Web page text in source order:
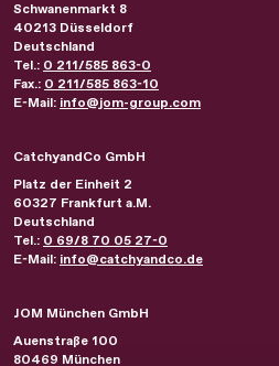
Schwanenmarkt 8
40213 Düsseldorf
Deutschland
Tel.: 0 211/585 863-0
Fax.: 0 211/585 863-10
E-Mail: info@jom-group.com
CatchyandCo GmbH
Platz der Einheit 2
60327 Frankfurt a.M.
Deutschland
Tel.: 0 69/8 70 05 27-0
E-Mail: info@catchyandco.de
JOM München GmbH
Auenstraße 100
80469 München